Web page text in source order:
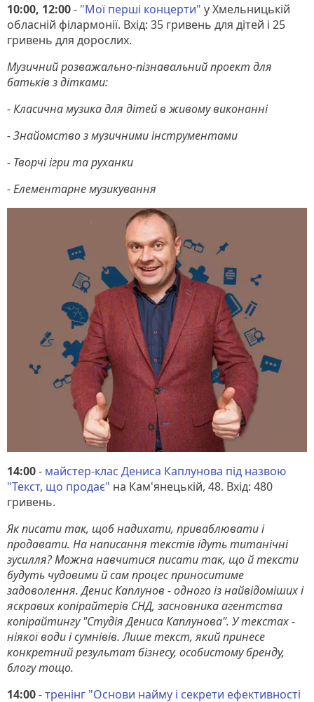
10:00, 12:00- "Мої перші концерти" у Хмельницькій
обласній філармонії. Вхід: 35 гривень для дітей і 25
гривень для дорослих.
Музичний розважально-пізнавальний проект для
батьків з дітками:
- Класична музика для дітей в живому виконанні
- Знайомство з музичними інструментами
- Творчі ігри та руханки
- Елементарне музикування
14:00- майстер-клас Дениса Каплунова під назвою
"Текст, що продає" на Кам'янецькій, 48. Вхід: 480
гривень.
Як писати так, щоб надихати, приваблювати і
продавати. На написання текстів ідуть титанічні
зусилля? Можна навчитися писати так, що й тексти
будуть чудовими й сам процес приноситиме
задоволення. Денис Каплунов - одного із найвідоміших і
яскравих копірайтерів СНД, засновника агентства
копірайтингу "Студія Дениса Каплунова". У текстах -
ніякої води і сумнівів. Лише текст, який принесе
конкретний результат бізнесу, особистому бренду,
блогу тощо.
14:00-тренінг "Основи найму і секрети ефективності